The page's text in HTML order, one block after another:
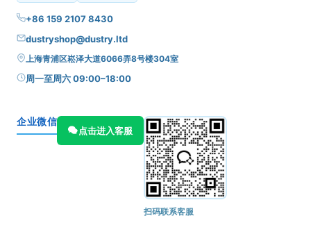
+86 159 2107 8430
dustryshop@dustry.ltd
上海青浦区崧泽大道6066弄8号楼304室
周一至周六 09:00–18:00
企业微信
点击进入客服
扫码联系客服